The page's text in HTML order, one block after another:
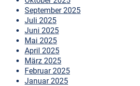
September 2025
Juli 2025
Juni 2025
Mai 2025
April 2025
März 2025
Februar 2025
Januar 2025